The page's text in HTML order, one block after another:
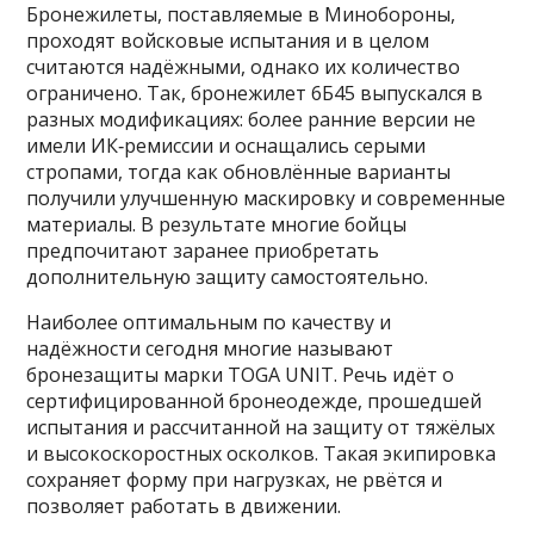
Бронежилеты, поставляемые в Минобороны,
проходят войсковые испытания и в целом
считаются надёжными, однако их количество
ограничено. Так, бронежилет 6Б45 выпускался в
разных модификациях: более ранние версии не
имели ИК‑ремиссии и оснащались серыми
стропами, тогда как обновлённые варианты
получили улучшенную маскировку и современные
материалы. В результате многие бойцы
предпочитают заранее приобретать
дополнительную защиту самостоятельно.
Наиболее оптимальным по качеству и
надёжности сегодня многие называют
бронезащиты марки ТОGА UNIT. Речь идёт о
сертифицированной бронеодежде, прошедшей
испытания и рассчитанной на защиту от тяжёлых
и высокоскоростных осколков. Такая экипировка
сохраняет форму при нагрузках, не рвётся и
позволяет работать в движении.